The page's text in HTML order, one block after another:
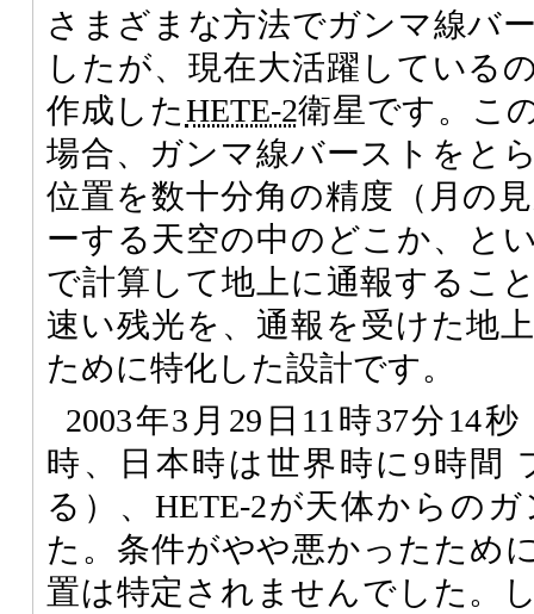
さまざまな方法でガンマ線バ
したが、現在大活躍している
作成したHETE-2衛星です。こ
場合、ガンマ線バーストをと
位置を数十分角の精度（月の
ーする天空の中のどこか、と
で計算して地上に通報するこ
速い残光を、通報を受けた地
ために特化した設計です。
2003年3月29日11時37分14
時、日本時は世界時に9時間
る）、 HETE-2が天体からの
た。条件がやや悪かったため
置は特定されませんでした。